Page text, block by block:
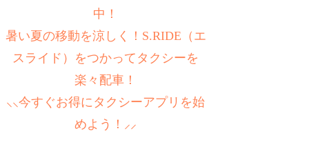
中！
暑い夏の移動を涼しく！S.RIDE（エ
スライド）をつかってタクシーを
楽々配車！
⸜⸜今すぐお得にタクシーアプリを始
めよう！⸝⸝